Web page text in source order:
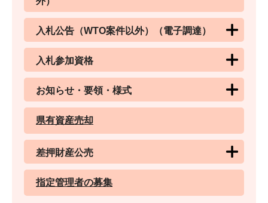
入札公告（WTO案件以外）（電子調達）
入札参加資格
お知らせ・要領・様式
県有資産売却
差押財産公売
指定管理者の募集